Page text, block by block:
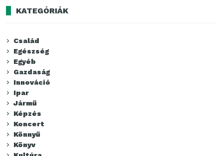
KATEGÓRIÁK
Család
Egészség
Egyéb
Gazdaság
Innováció
Ipar
Jármű
Képzés
Koncert
Könnyű
Könyv